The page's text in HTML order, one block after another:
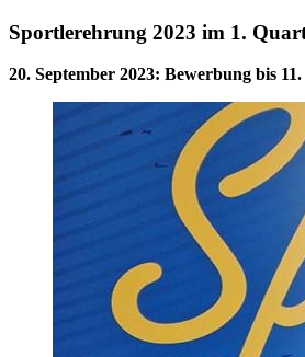
Sportlerehrung 2023 im 1.
20. September 2023: Bewerbung bis